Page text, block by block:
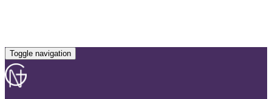
Toggle navigation